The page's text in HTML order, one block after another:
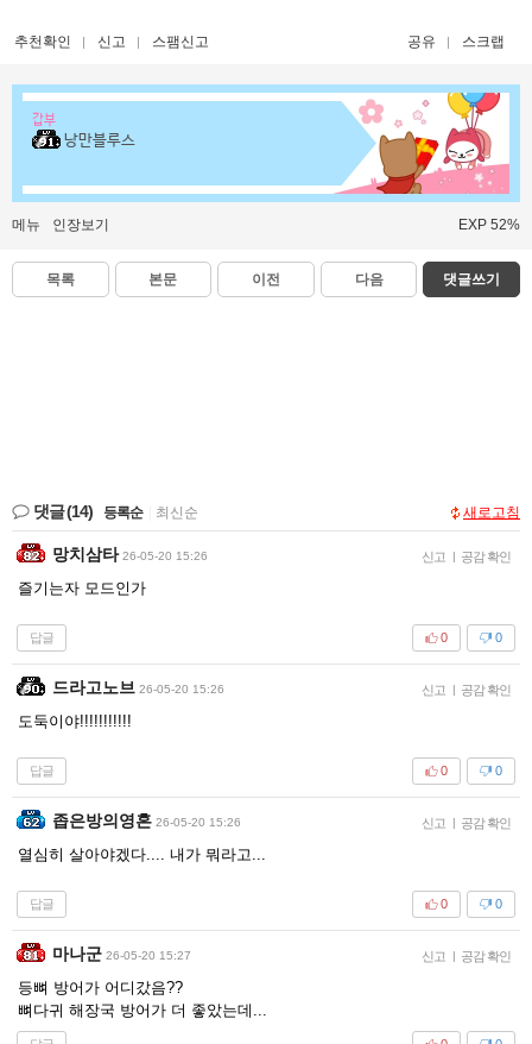
추천확인 신고 스팸신고 공유 스크랩
갑부
낭만블루스
메뉴 인장보기 EXP 52%
목록 본문 이전 다음 댓글쓰기
댓글(14) 등록순 최신순 새로고침
망치삼타 26-05-20 15:26 신고 | 공감 확인
즐기는자 모드인가
답글 0
0
드라고노브 26-05-20 15:26 신고 | 공감 확인
도둑이야!!!!!!!!!!!
답글 0
0
좁은방의영혼 26-05-20 15:26 신고 | 공감 확인
열심히 살아야겠다.... 내가 뭐라고...
답글 0
0
마나군 26-05-20 15:27 신고 | 공감 확인
등뼈 방어가 어디갔음??
뼈다귀 해장국 방어가 더 좋았는데...